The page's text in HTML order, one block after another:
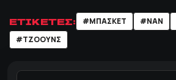
ΕΤΙΚΕΤΕΣ: #ΜΠΑΣΚΕΤ #ΝΑΝ
#ΤΖΟΟΥΝΣ